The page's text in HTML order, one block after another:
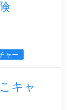
ャー
キャ